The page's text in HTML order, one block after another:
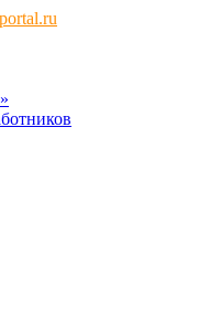
portal.ru